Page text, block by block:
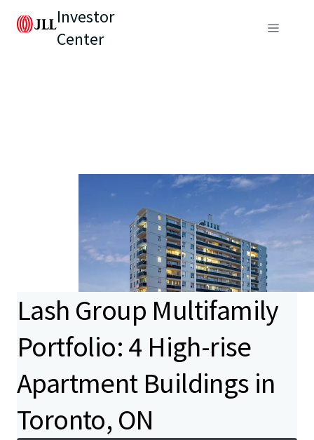
Investor
Center
Lash Group Multifamily
Portfolio: 4 High-rise
Apartment Buildings in
Toronto, ON